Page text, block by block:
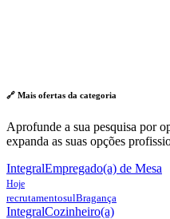
🔗 Mais ofertas da categoria
Aprofunde a sua pesquisa por
expanda as suas opções
IntegralEmpregado(a) de Mesa
Hoje
recrutamentosulBragança
IntegralCozinheiro(a)